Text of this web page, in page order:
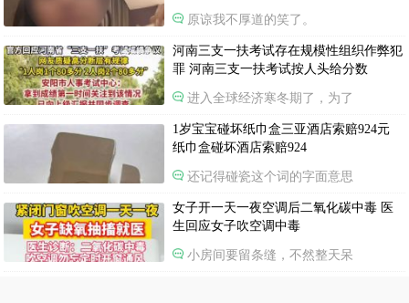
原谅我不厚道的笑了。
河南三支一扶考试存在规模性组织作弊犯
罪 河南三支一扶考试按人头给分数
进入全球经济寒冬期了，为了
1岁宝宝碰坏纸巾盒三亚酒店索赔924元
纸巾盒碰坏酒店索赔924
还记得碰瓷这个词的字面意思
女子开一天一夜空调后二氧化碳中毒 医
生回应女子吹空调中毒
小房间要留条缝，不然整天呆